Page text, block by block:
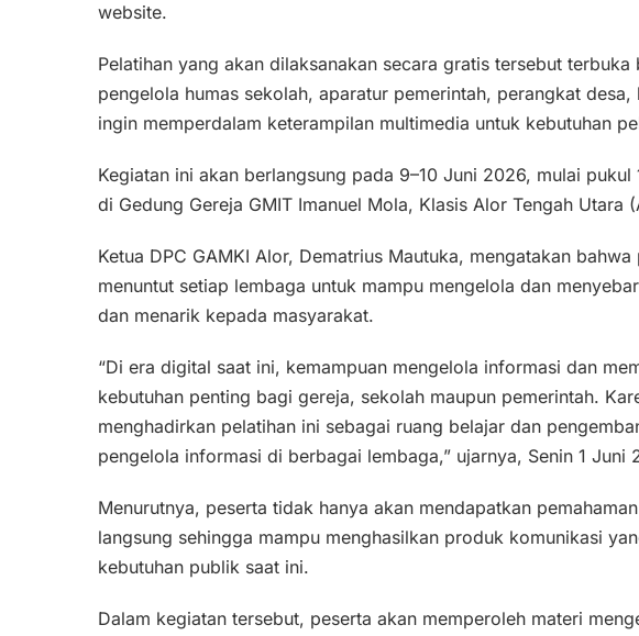
website.
Pelatihan yang akan dilaksanakan secara gratis tersebut
pengelola humas sekolah, aparatur pemerintah, perangkat
ingin memperdalam keterampilan multimedia untuk kebutuhan
Kegiatan ini akan berlangsung pada 9–10 Juni 2026, mulai
di Gedung Gereja GMIT Imanuel Mola, Klasis Alor Tengah Utara
Ketua DPC GAMKI Alor, Dematrius Mautuka, mengatakan
menuntut setiap lembaga untuk mampu mengelola dan
dan menarik kepada masyarakat.
“Di era digital saat ini, kemampuan mengelola informasi dan
kebutuhan penting bagi gereja, sekolah maupun pemerintah.
menghadirkan pelatihan ini sebagai ruang belajar dan
pengelola informasi di berbagai lembaga,” ujarnya, Senin 1 Juni
Menurutnya, peserta tidak hanya akan mendapatkan
langsung sehingga mampu menghasilkan produk komunikasi
kebutuhan publik saat ini.
Dalam kegiatan tersebut, peserta akan memperoleh materi